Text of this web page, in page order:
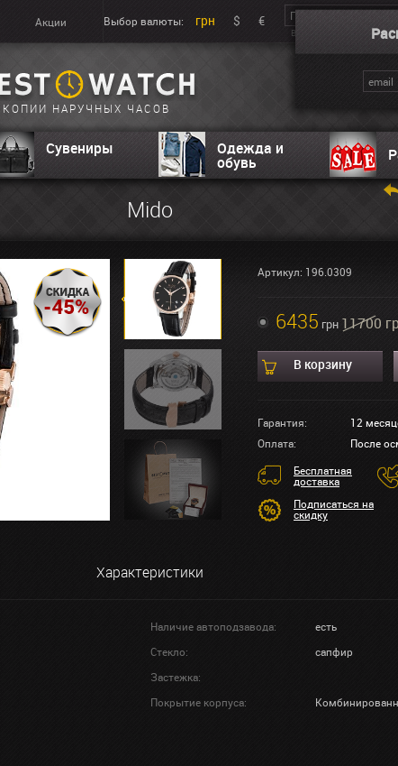
Акции Выбор валюты: грн $ €
Введите поисковой
КОПИИ НАРУЧНЫХ ЧАСОВ
Нет
Сувениры Одежда и
обувь
Mido
Артикул: 196.0309
6435 грн 11700
В корзину
Гарантия:
12
Оплата:
После
Бесплатная
доставка
Подписаться на
скидку
Характеристики
Наличие автоподзавода:
есть
Стекло:
сапфир
Застежка:
Покрытие корпуса: